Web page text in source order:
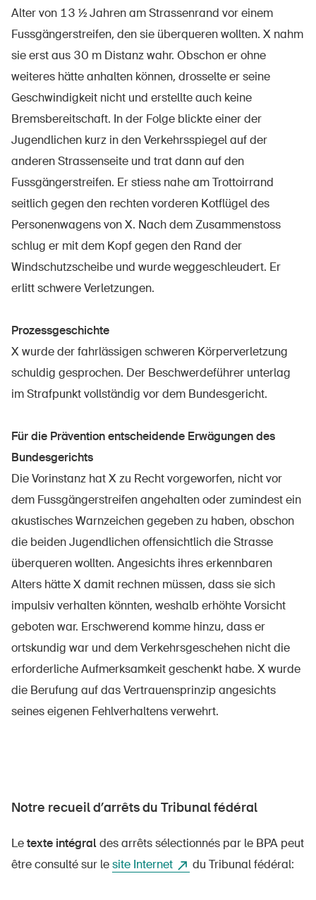
Sinus Plus
Campagnes
Commander et télécharger
Cours et événements
Aspects juridiques
Délégués à la sécurité et communes
Alter von 13 ½ Jahren am Strassenrand vor einem
Fussgängerstreifen, den sie überqueren wollten. X nahm
sie erst aus 30 m Distanz wahr. Obschon er ohne
weiteres hätte anhalten können, drosselte er seine
Geschwindigkeit nicht und erstellte auch keine
Bremsbereitschaft. In der Folge blickte einer der
Jugendlichen kurz in den Verkehrsspiegel auf der
anderen Strassenseite und trat dann auf den
Fussgängerstreifen. Er stiess nahe am Trottoirrand
seitlich gegen den rechten vorderen Kotflügel des
Personenwagens von X. Nach dem Zusammenstoss
schlug er mit dem Kopf gegen den Rand der
Windschutzscheibe und wurde weggeschleudert. Er
erlitt schwere Verletzungen.
Prozessgeschichte
X wurde der fahrlässigen schweren Körperverletzung
schuldig gesprochen. Der Beschwerdeführer unterlag
im Strafpunkt vollständig vor dem Bundesgericht.
Für die Prävention entscheidende Erwägungen des
Bundesgerichts
Die Vorinstanz hat X zu Recht vorgeworfen, nicht vor
dem Fussgängerstreifen angehalten oder zumindest ein
akustisches Warnzeichen gegeben zu haben, obschon
die beiden Jugendlichen offensichtlich die Strasse
überqueren wollten. Angesichts ihres erkennbaren
Alters hätte X damit rechnen müssen, dass sie sich
impulsiv verhalten könnten, weshalb erhöhte Vorsicht
geboten war. Erschwerend komme hinzu, dass er
ortskundig war und dem Verkehrsgeschehen nicht die
erforderliche Aufmerksamkeit geschenkt habe. X wurde
die Berufung auf das Vertrauensprinzip angesichts
seines eigenen Fehlverhaltens verwehrt.
Notre recueil d’arrêts du Tribunal fédéral
Letexte intégraldes arrêts sélectionnés par le BPA peut
être consulté sur lesite Internet du Tribunal fédéral: